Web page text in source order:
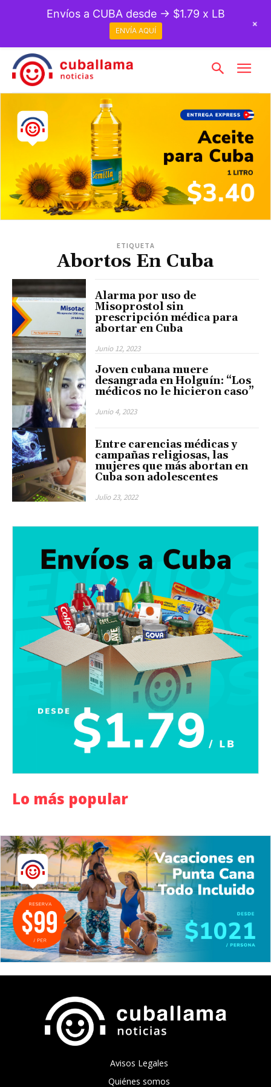
ETIQUETA
Abortos En Cuba
Alarma por uso de
Misoprostol sin
prescripción médica para
abortar en Cuba
Junio 12, 2023
Joven cubana muere
desangrada en Holguín: “Los
médicos no le hicieron caso”
Junio 4, 2023
Entre carencias médicas y
campañas religiosas, las
mujeres que más abortan en
Cuba son adolescentes
Julio 23, 2022
Lo más popular
Avisos Legales
Quiénes somos
Envíos a CUBA desde → $1.79 x LB
ENVÍA AQUÍ
+